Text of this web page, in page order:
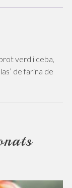
verd i ceba,
de farina de